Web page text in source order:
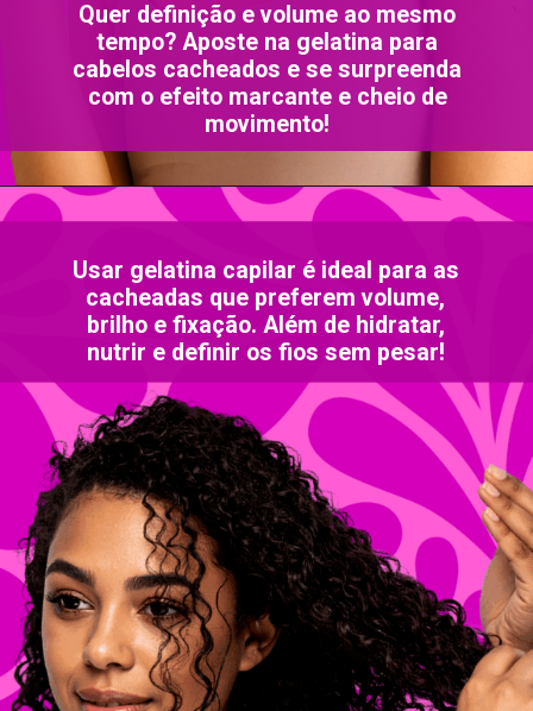
Quer definição e volume ao mesmo
tempo? Aposte na gelatina para
cabelos cacheados e se surpreenda
com o efeito marcante e cheio de
movimento!
Usar gelatina capilar é ideal para as
cacheadas que preferem volume,
brilho e fixação. Além de hidratar,
nutrir e definir os fios sem pesar!